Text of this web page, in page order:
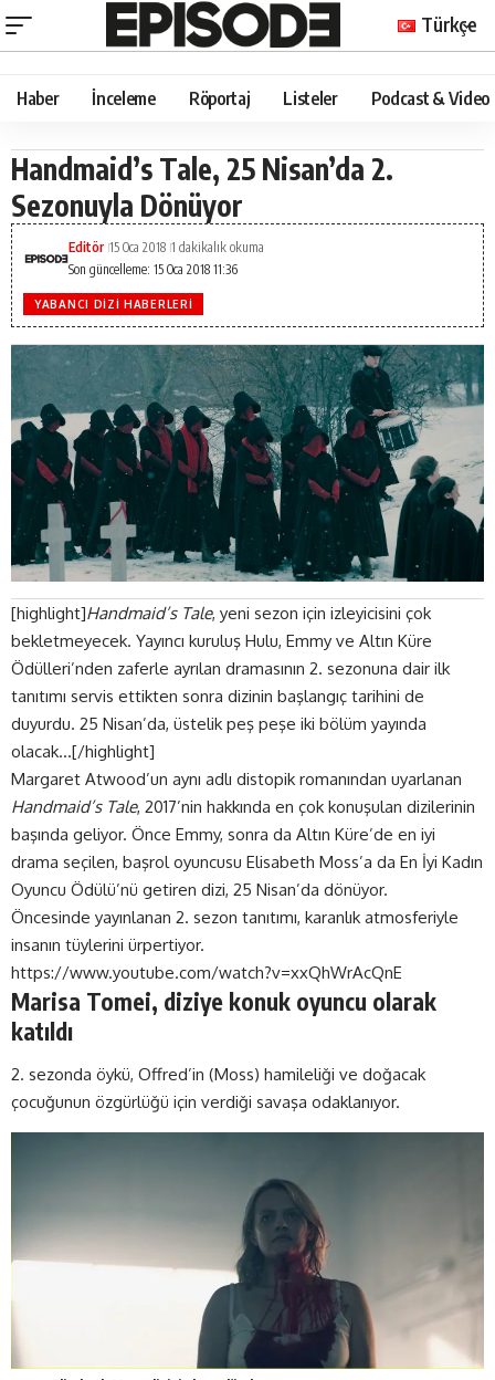
Türkçe
Haber İnceleme Röportaj Listeler Podcast & Video
Handmaid’s Tale, 25 Nisan’da 2.
Sezonuyla Dönüyor
Son güncelleme: 15 Oca 2018 11:36
Editör 15 Oca 2018 1 dakikalık okuma
YABANCI DIZI HABERLERI
[highlight]Handmaid’s Tale, yeni sezon için izleyicisini çok
bekletmeyecek. Yayıncı kuruluş Hulu, Emmy ve Altın Küre
Ödülleri’nden zaferle ayrılan dramasının 2. sezonuna dair ilk
tanıtımı servis ettikten sonra dizinin başlangıç tarihini de
duyurdu. 25 Nisan’da, üstelik peş peşe iki bölüm yayında
olacak…[/highlight]
Margaret Atwood’un aynı adlı distopik romanından uyarlanan
Handmaid’s Tale, 2017’nin hakkında en çok konuşulan dizilerinin
başında geliyor. Önce Emmy, sonra da Altın Küre’de en iyi
drama seçilen, başrol oyuncusu Elisabeth Moss’a da En İyi Kadın
Oyuncu Ödülü’nü getiren dizi, 25 Nisan’da dönüyor.
Öncesinde yayınlanan 2. sezon tanıtımı, karanlık atmosferiyle
insanın tüylerini ürpertiyor.
https://www.youtube.com/watch?v=xxQhWrAcQnE
Marisa Tomei, diziye konuk oyuncu olarak
katıldı
2. sezonda öykü, Offred’in (Moss) hamileliği ve doğacak
çocuğunun özgürlüğü için verdiği savaşa odaklanıyor.